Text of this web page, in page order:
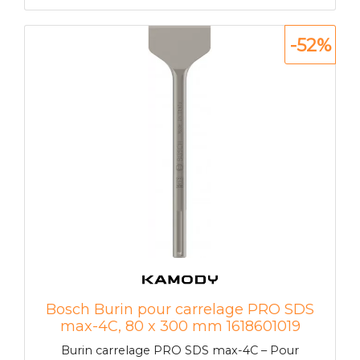
facilement les carreaux 2Lame auto-affutante
pour des performances durables PRO SDS
max-5C pour le retrait rapide des carreaux
Pouvoir retirer des carreaux sans les casser
facilite grandement le travail des rénovateurs.
max-5C d'une longue lame coudée pour
efficace les carreaux au mur et au sol. Le burin
PRO SDS max-5C est un excellent choix pour
les rénovateurs qui ont besoin d'un outil
l'emmanchement pour vous permettre de la
casser. Nous avons conçu la lame de maniere a
ce qu'elle reste tranchante a mesure qu'elle
s'use.>
Bosch Burin pour carrelage PRO SDS
max-4C, 80 x 300 mm 1618601019
Burin carrelage PRO SDS max-4C – Pour
-52%